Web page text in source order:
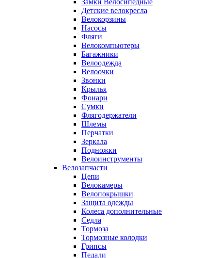
Замки Велосипедные
Детские велокресла
Велокорзины
Насосы
Фляги
Велокомпьютеры
Багажники
Велоодежда
Велоочки
Звонки
Крылья
Фонари
Сумки
Флягодержатели
Шлемы
Перчатки
Зеркала
Подножки
Велоинструменты
Велозапчасти
Цепи
Велокамеры
Велопокрышки
Защита одежды
Колеса дополнительные
Седла
Тормоза
Тормозные колодки
Грипсы
Педали